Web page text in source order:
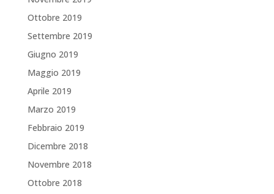
Ottobre 2019
Settembre 2019
Giugno 2019
Maggio 2019
Aprile 2019
Marzo 2019
Febbraio 2019
Dicembre 2018
Novembre 2018
Ottobre 2018